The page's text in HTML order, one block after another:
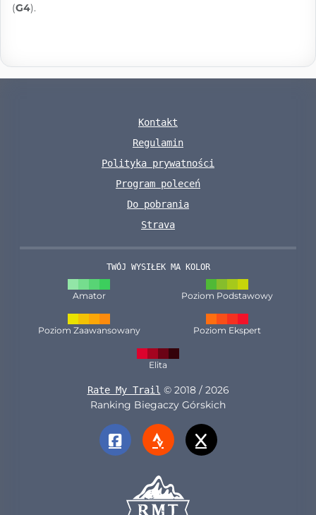
(G4).
Kontakt
Regulamin
Polityka prywatności
Program poleceń
Do pobrania
Strava
TWÓJ WYSIŁEK MA KOLOR
Amator Poziom Podstawowy
Poziom Zaawansowany Poziom Ekspert
Elita
Rate My Trail © 2018 / 2026
Ranking Biegaczy Górskich